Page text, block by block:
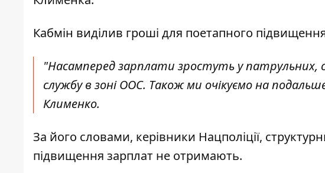
Кабмін виділив гроші для поетапного
"Насамперед зарплати зростуть у патрульних,
службу в зоні ООС. Також ми очікуємо на
Клименко.
За його словами, керівники Нацполіції,
підвищення зарплат не отримають.